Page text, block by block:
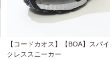
【コードカオス】【BOA】スパイ
クレススニーカー